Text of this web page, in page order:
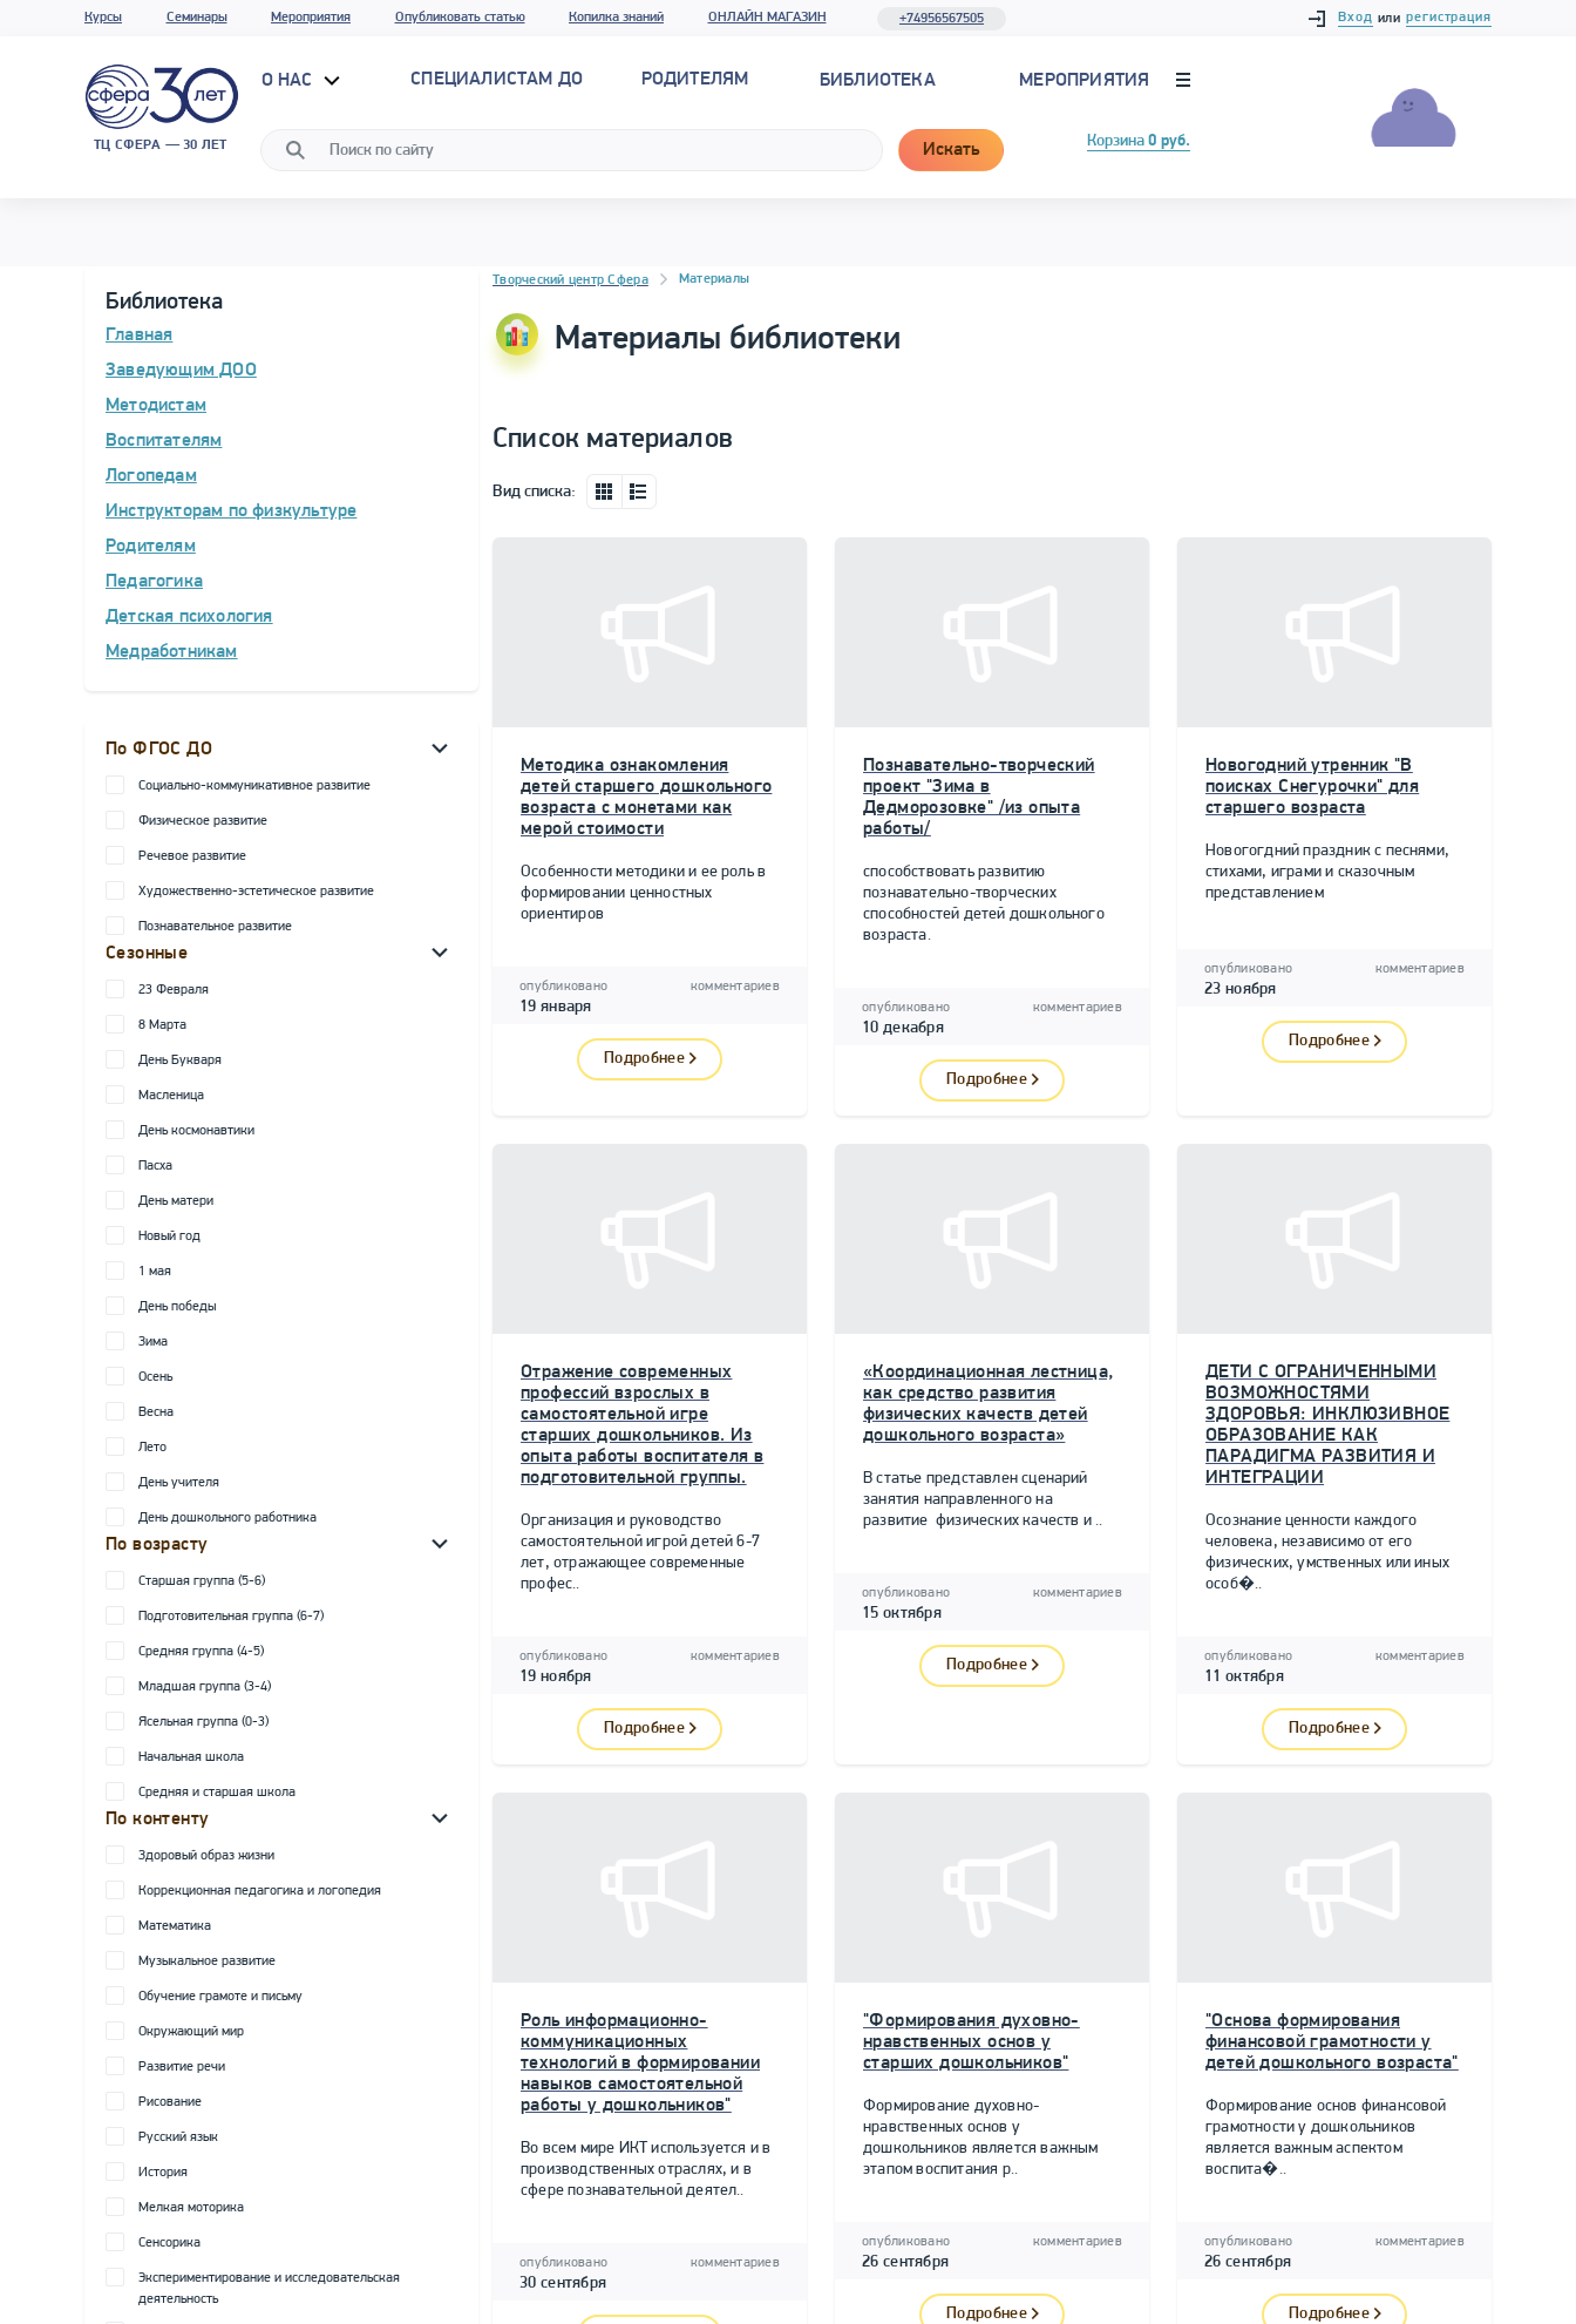
Курсы Семинары Мероприятия Опубликовать статью Копилка знаний ОНЛАЙН МАГАЗИН +74956567505 Вход или регистрация
ТЦ СФЕРА — 30 ЛЕТ
О НАС СПЕЦИАЛИСТАМ ДО РОДИТЕЛЯМ БИБЛИОТЕКА МЕРОПРИЯТИЯ
Искать Корзина 0 руб.
Библиотека
Главная
Заведующим ДОО
Методистам
Воспитателям
Логопедам
Инструкторам по физкультуре
Родителям
Педагогика
Детская психология
Медработникам
По ФГОС ДО
Социально-коммуникативное развитие
Физическое развитие
Речевое развитие
Художественно-эстетическое развитие
Познавательное развитие
Сезонные
23 Февраля
8 Марта
День Букваря
Масленица
День космонавтики
Пасха
День матери
Новый год
1 мая
День победы
Зима
Осень
Весна
Лето
День учителя
День дошкольного работника
По возрасту
Старшая группа (5-6)
Подготовительная группа (6-7)
Средняя группа (4-5)
Младшая группа (3-4)
Ясельная группа (0-3)
Начальная школа
Средняя и старшая школа
По контенту
Здоровый образ жизни
Коррекционная педагогика и логопедия
Математика
Музыкальное развитие
Обучение грамоте и письму
Окружающий мир
Развитие речи
Рисование
Русский язык
История
Мелкая моторика
Сенсорика
Экспериментирование и исследовательская
деятельность
Блок новостей
Творческий центр Сфера Материалы
Материалы библиотеки
Список материалов
Вид списка:
Методика ознакомления
детей старшего дошкольного
возраста с монетами как
мерой стоимости
Особенности методики и ее роль в
формировании ценностных
ориентиров
опубликовано
19 января
комментариев
Подробнее
Познавательно-творческий
проект "Зима в
Дедморозовке" /из опыта
работы/
способствовать развитию
познавательно-творческих
способностей детей дошкольного
возраста.
опубликовано
10 декабря
комментариев
Подробнее
Новогодний утренник "В
поисках Снегурочки" для
старшего возраста
Новогогдний праздник с песнями,
стихами, играми и сказочным
представлением
опубликовано
23 ноября
комментариев
Подробнее
Отражение современных
профессий взрослых в
самостоятельной игре
старших дошкольников. Из
опыта работы воспитателя в
подготовительной группы.
Организация и руководство
самостоятельной игрой детей 6-7
лет, отражающее современные
профес..
опубликовано
19 ноября
комментариев
Подробнее
«Координационная лестница,
как средство развития
физических качеств детей
дошкольного возраста»
В статье представлен сценарий
занятия направленного на
развитие физических качеств и ..
опубликовано
15 октября
комментариев
Подробнее
ДЕТИ С ОГРАНИЧЕННЫМИ
ВОЗМОЖНОСТЯМИ
ЗДОРОВЬЯ: ИНКЛЮЗИВНОЕ
ОБРАЗОВАНИЕ КАК
ПАРАДИГМА РАЗВИТИЯ И
ИНТЕГРАЦИИ
Осознание ценности каждого
человека, независимо от его
физических, умственных или иных
особ�..
опубликовано
11 октября
комментариев
Подробнее
Роль информационно-
коммуникационных
технологий в формировании
навыков самостоятельной
работы у дошкольников"
Во всем мире ИКТ используется и в
производственных отраслях, и в
сфере познавательной деятел..
опубликовано
30 сентября
комментариев
"Формирования духовно-
нравственных основ у
старших дошкольников"
Формирование духовно-
нравственных основ у
дошкольников является важным
этапом воспитания р..
опубликовано
26 сентября
комментариев
Подробнее
"Основа формирования
финансовой грамотности у
детей дошкольного возраста"
Формирование основ финансовой
грамотности у дошкольников
является важным аспектом
воспита�..
опубликовано
26 сентября
комментариев
Подробнее